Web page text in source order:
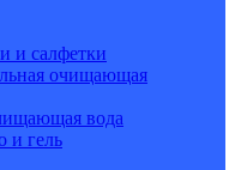
и салфетки
очищающая
вода
и гель